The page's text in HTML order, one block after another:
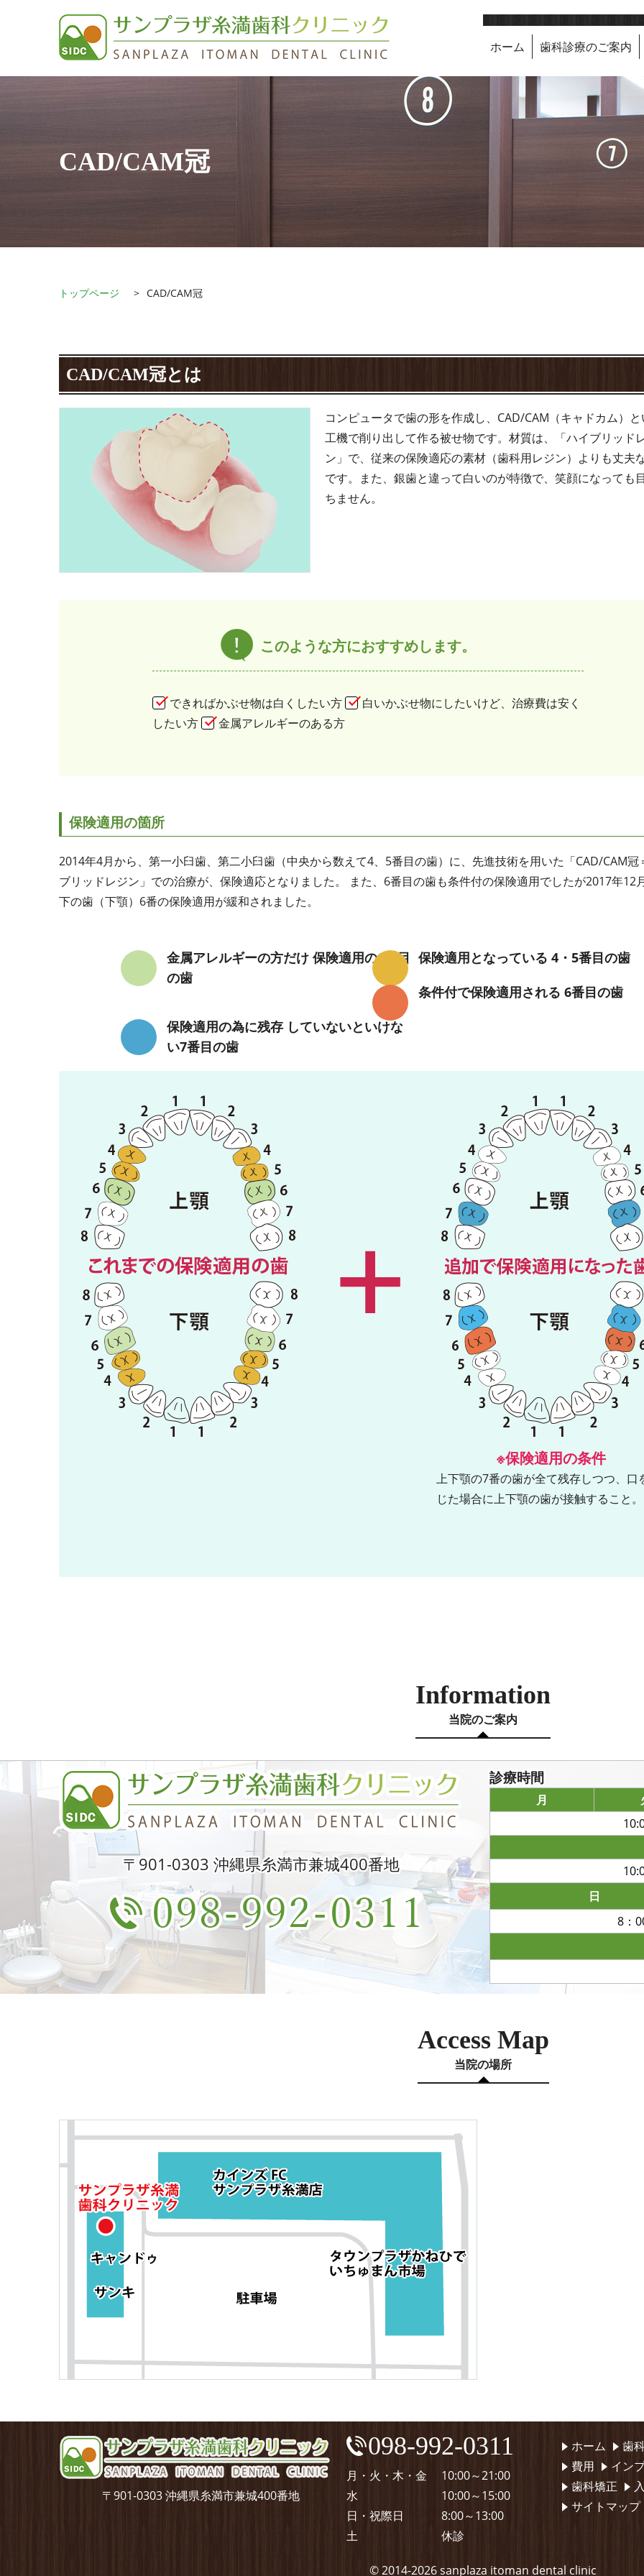
ホーム 歯科診療のご案内
CAD/CAM冠
トップページ CAD/CAM冠
CAD/CAM冠とは
コンピュータで歯の形を作成し、CAD/CAM（キャドカム）
工機で削り出して作る被せ物です。材質は、「ハイブリッド
ン」で、従来の保険適応の素材（歯科用レジン）よりも丈夫
です。また、銀歯と違って白いのが特徴で、笑顔になっても
ちません。
このような方におすすめします。
できればかぶせ物は白くしたい方
白いかぶせ物にしたいけど、治療費は安く
したい方
金属アレルギーのある方
保険適用の箇所
2014年4月から、第一小臼歯、第二小臼歯（中央から数えて4、5番目の歯）に、先進技術を用いた「CAD/CAM冠
ブリッドレジン」での治療が、保険適応となりました。 また、6番目の歯も条件付の保険適用でしたが2017年12
下の歯（下顎）6番の保険適用が緩和されました。
金属アレルギーの方だけ 保険適用の6番目
の歯
保険適用となっている 4・5番目の歯
条件付で保険適用される 6番目の歯
保険適用の為に残存 していないといけな
い7番目の歯
※保険適用の条件
上下顎の7番の歯が全て残存しつつ、口
じた場合に上下顎の歯が接触すること。
Information
当院のご案内
〒901-0303 沖縄県糸満市兼城400番地
診療時間
月
日
8：
Access Map
当院の場所
〒901-0303 沖縄県糸満市兼城400番地
098-992-0311
月・火・木・金
10:00～21:00
水
10:00～15:00
日・祝際日
8:00～13:00
土
休診
ホーム
歯
費用
イン
歯科矯正
サイトマップ
© 2014-2026 sanplaza itoman dental clinic